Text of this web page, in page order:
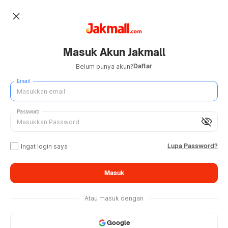
close
Masuk Akun Jakmall
Belum punya akun?Daftar
Email
visibility_off
Password
Ingat login saya Lupa Password?
Masuk
Atau masuk dengan
Google